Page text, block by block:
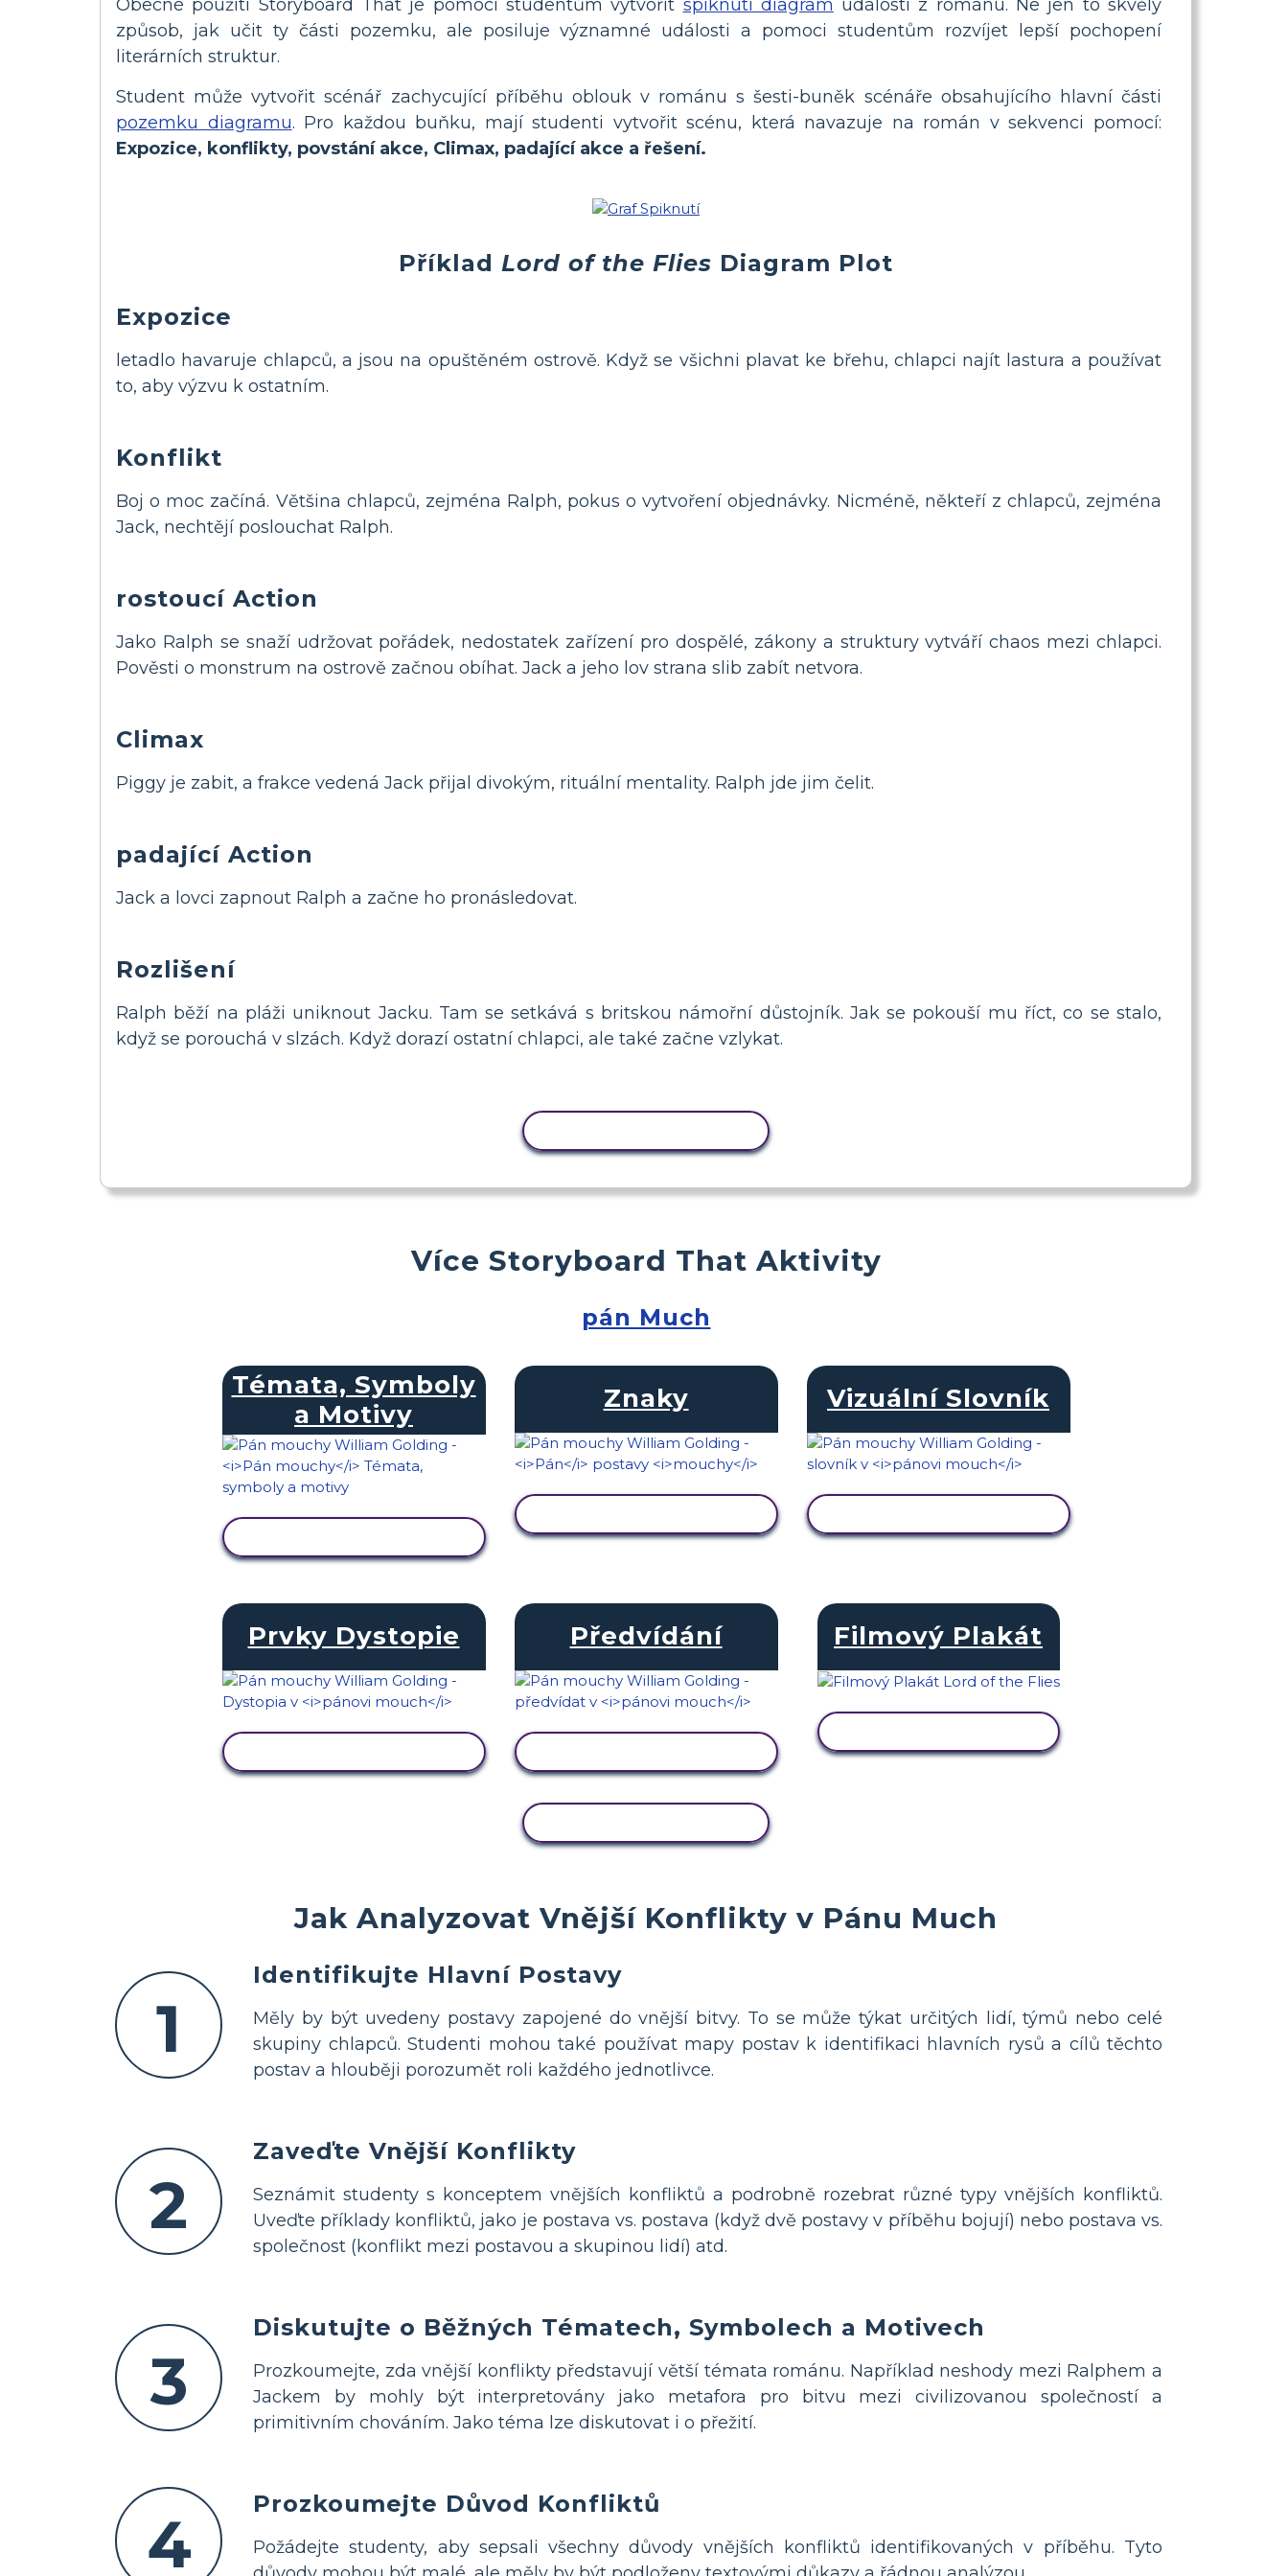
Obecné použití Storyboard That je pomoci studentům vytvořit spiknutí diagram událostí z románu. Ne jen to skvělý
způsob, jak učit ty části pozemku, ale posiluje významné události a pomoci studentům rozvíjet lepší pochopení
literárních struktur.
Student může vytvořit scénář zachycující příběhu oblouk v románu s šesti-buněk scénáře obsahujícího hlavní části
pozemku diagramu. Pro každou buňku, mají studenti vytvořit scénu, která navazuje na román v sekvenci pomocí:
Expozice, konflikty, povstání akce, Climax, padající akce a řešení.
Příklad Lord of the Flies Diagram Plot
Expozice
letadlo havaruje chlapců, a jsou na opuštěném ostrově. Když se všichni plavat ke břehu, chlapci najít lastura a používat
to, aby výzvu k ostatním.
Konflikt
Boj o moc začíná. Většina chlapců, zejména Ralph, pokus o vytvoření objednávky. Nicméně, někteří z chlapců, zejména
Jack, nechtějí poslouchat Ralph.
rostoucí Action
Jako Ralph se snaží udržovat pořádek, nedostatek zařízení pro dospělé, zákony a struktury vytváří chaos mezi chlapci.
Pověsti o monstrum na ostrově začnou obíhat. Jack a jeho lov strana slib zabít netvora.
Climax
Piggy je zabit, a frakce vedená Jack přijal divokým, rituální mentality. Ralph jde jim čelit.
padající Action
Jack a lovci zapnout Ralph a začne ho pronásledovat.
Rozlišení
Ralph běží na pláži uniknout Jacku. Tam se setkává s britskou námořní důstojník. Jak se pokouší mu říct, co se stalo,
když se porouchá v slzách. Když dorazí ostatní chlapci, ale také začne vzlykat.
Jak Analyzovat Vnější Konflikty v Pánu Much
1
Identifikujte Hlavní Postavy
Měly by být uvedeny postavy zapojené do vnější bitvy. To se může týkat určitých lidí, týmů nebo celé
skupiny chlapců. Studenti mohou také používat mapy postav k identifikaci hlavních rysů a cílů těchto
postav a hlouběji porozumět roli každého jednotlivce.
2
Zaveďte Vnější Konflikty
Seznámit studenty s konceptem vnějších konfliktů a podrobně rozebrat různé typy vnějších konfliktů.
Uveďte příklady konfliktů, jako je postava vs. postava (když dvě postavy v příběhu bojují) nebo postava vs.
společnost (konflikt mezi postavou a skupinou lidí) atd.
3
Diskutujte o Běžných Tématech, Symbolech a Motivech
Prozkoumejte, zda vnější konflikty představují větší témata románu. Například neshody mezi Ralphem a
Jackem by mohly být interpretovány jako metafora pro bitvu mezi civilizovanou společností a
primitivním chováním. Jako téma lze diskutovat i o přežití.
4
Prozkoumejte Důvod Konfliktů
Požádejte studenty, aby sepsali všechny důvody vnějších konfliktů identifikovaných v příběhu. Tyto
Více Storyboard That Aktivity
pán Much
Témata, Symboly
a Motivy
Znaky Vizuální Slovník
Prvky Dystopie Předvídání Filmový Plakát